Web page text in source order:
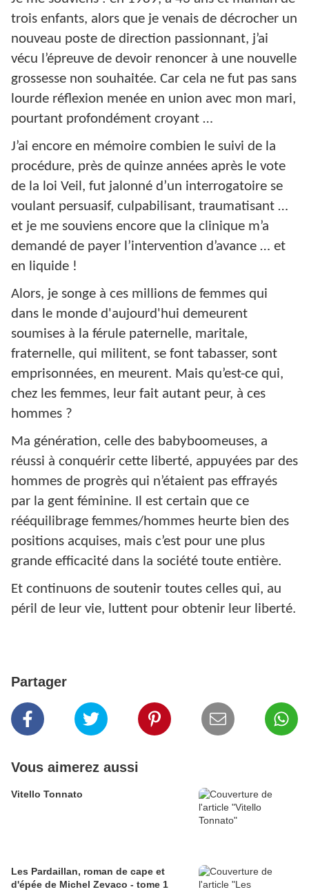
trois enfants, alors que je venais de décrocher un
nouveau poste de direction passionnant, j’ai
vécu l’épreuve de devoir renoncer à une nouvelle
grossesse non souhaitée. Car cela ne fut pas sans
lourde réflexion menée en union avec mon mari,
pourtant profondément croyant …
J’ai encore en mémoire combien le suivi de la
procédure, près de quinze années après le vote
de la loi Veil, fut jalonné d’un interrogatoire se
voulant persuasif, culpabilisant, traumatisant …
et je me souviens encore que la clinique m’a
demandé de payer l’intervention d’avance … et
en liquide !
Alors, je songe à ces millions de femmes qui
dans le monde d'aujourd'hui demeurent
soumises à la férule paternelle, maritale,
fraternelle, qui militent, se font tabasser, sont
emprisonnées, en meurent. Mais qu’est-ce qui,
chez les femmes, leur fait autant peur, à ces
hommes ?
Ma génération, celle des babyboomeuses, a
réussi à conquérir cette liberté, appuyées par des
hommes de progrès qui n’étaient pas effrayés
par la gent féminine. Il est certain que ce
rééquilibrage femmes/hommes heurte bien des
positions acquises, mais c’est pour une plus
grande efficacité dans la société toute entière.
Et continuons de soutenir toutes celles qui, au
péril de leur vie, luttent pour obtenir leur liberté.
Partager
Vous aimerez aussi
Vitello Tonnato
Les Pardaillan, roman de cape et
d'épée de Michel Zevaco - tome 1